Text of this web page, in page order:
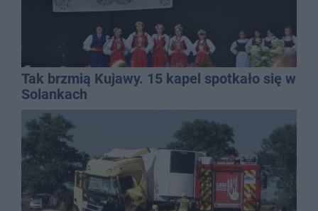
Tak brzmią Kujawy. 15 kapel spotkało się w
Solankach